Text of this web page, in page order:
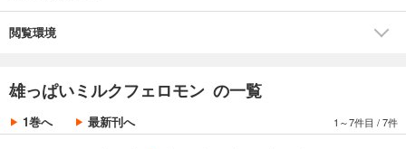
閲覧環境
雄っぱいミルクフェロモン の一覧
1巻へ 最新刊へ 1～7件目 /7件